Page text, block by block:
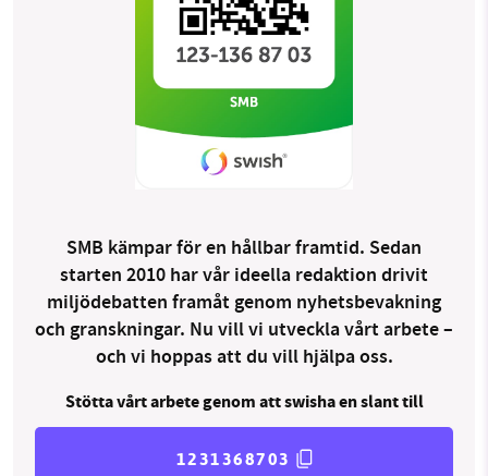
SMB kämpar för en hållbar framtid. Sedan
starten 2010 har vår ideella redaktion drivit
miljödebatten framåt genom nyhetsbevakning
och granskningar. Nu vill vi utveckla vårt arbete –
och vi hoppas att du vill hjälpa oss.
Stötta vårt arbete genom att swisha en slant till
1231368703